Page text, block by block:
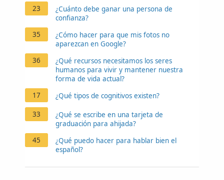
23
¿Cuánto debe ganar una persona de
confianza?
35
¿Cómo hacer para que mis fotos no
aparezcan en Google?
36
¿Qué recursos necesitamos los seres
humanos para vivir y mantener nuestra
forma de vida actual?
17
¿Qué tipos de cognitivos existen?
33
¿Qué se escribe en una tarjeta de
graduación para ahijada?
45
¿Qué puedo hacer para hablar bien el
español?